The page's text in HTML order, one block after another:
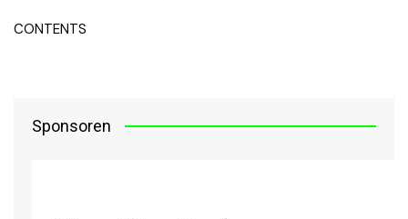
CONTENTS
Sponsoren